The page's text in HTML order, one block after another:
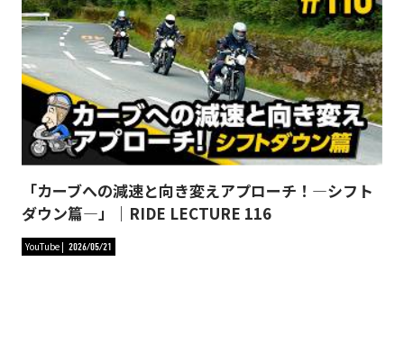
「カーブへの減速と向き変えアプローチ！―シフト
ダウン篇―」｜RIDE LECTURE 116
YouTube 2026/05/21